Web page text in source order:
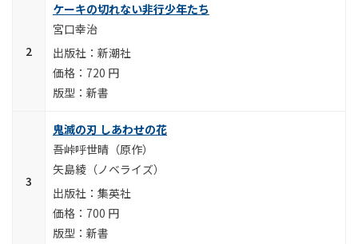
ケーキの切れない非行少年たち
宮口幸治
新潮社
720 円
新書
鬼滅の刃 しあわせの花
吾峠呼世晴（原作）
矢島綾（ノベライズ）
集英社
700 円
新書